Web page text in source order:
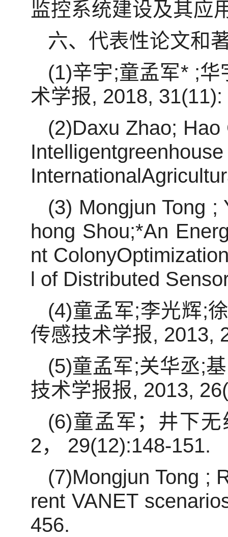
监控系统建设及其应
六、代表性论文和
(1)辛宇;童孟军* ;
术学报, 2018,
(2)Daxu Zhao;
(3) Mongjun Tong
hong Shou;*An
nt
l of Distributed
(4)童孟军;李光辉;
传感技术学报, 2013,
(5)童孟军;关华丞;
技术学报报, 2013,
(6)童孟军；井下
2， 29(12):148-151.
(7)Mongjun Tong ;
rent VANET
456.